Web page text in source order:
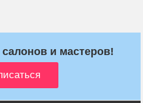
и мастеров!